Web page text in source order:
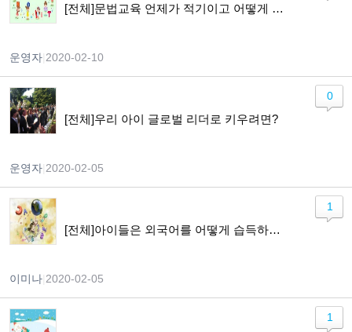
[전체]문법교육 언제가 적기이고 어떻게 가르쳐야 하나요?
운영자 2020-02-10
[전체]우리 아이 글로벌 리더로 키우려면?
운영자 2020-02-05
0
[전체]아이들은 외국어를 어떻게 습득하게 되나요?
이미나 2020-02-05
1
1